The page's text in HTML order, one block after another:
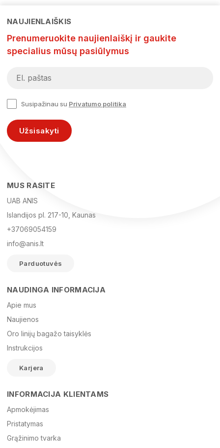
El. paštas
Žinutė
NAUJIENLAIŠKIS
Prenumeruokite naujienlaiškį ir gaukite
specialius mūsų pasiūlymus
Susipažinau su Privatumo politika
Užsisakyti
MUS RASITE
UAB ANIS
Islandijos pl. 217-10, Kaunas
+37069054159
info@anis.lt
Parduotuvės
NAUDINGA INFORMACIJA
Apie mus
Naujienos
Oro linijų bagažo taisyklės
Instrukcijos
Karjera
INFORMACIJA KLIENTAMS
Apmokėjimas
Pristatymas
Grąžinimo tvarka